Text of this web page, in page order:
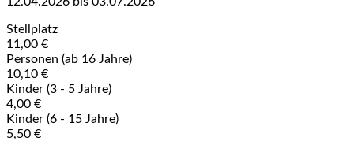
Stellplatz
11,00 €
Personen (ab 16 Jahre)
10,10 €
Kinder (3 - 5 Jahre)
4,00 €
Kinder (6 - 15 Jahre)
5,50 €